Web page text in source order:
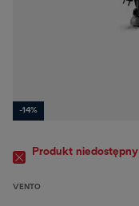
-14%
Produkt niedostępny
VENTO